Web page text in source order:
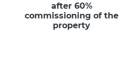
60% after
commissioning of the
property